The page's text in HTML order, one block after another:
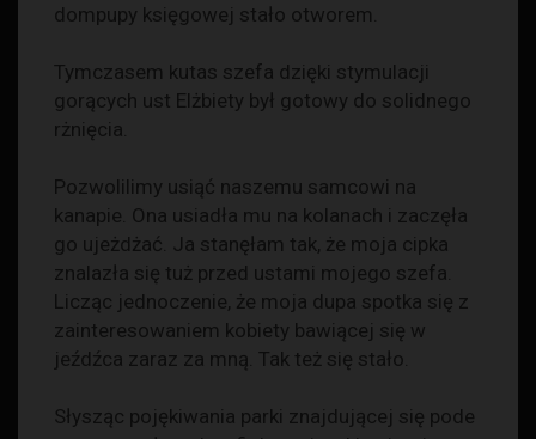
dompupy księgowej stało otworem.
Tymczasem kutas szefa dzięki stymulacji
gorących ust Elżbiety był gotowy do solidnego
rżnięcia.
Pozwolilimy usiąć naszemu samcowi na
kanapie. Ona usiadła mu na kolanach i zaczęła
go ujeżdżać. Ja stanęłam tak, że moja cipka
znalazła się tuż przed ustami mojego szefa.
Licząc jednoczenie, że moja dupa spotka się z
zainteresowaniem kobiety bawiącej się w
jeźdźca zaraz za mną. Tak też się stało.
Słysząc pojękiwania parki znajdującej się pode